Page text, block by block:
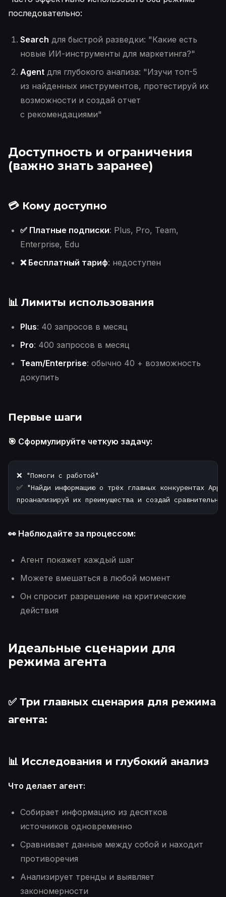
последовательно:
Search для быстрой разведки: "Какие есть
новые ИИ-инструменты для маркетинга?"
Agent для глубокого анализа: "Изучи топ-5
из найденных инструментов, протестируй их
возможности и создай отчет
с рекомендациями"
Доступность и ограничения
(важно знать заранее)
💳 Кому доступно
✅ Платные подписки: Plus, Pro, Team,
Enterprise, Edu
❌ Бесплатный тариф: недоступен
📊 Лимиты использования
Plus: 40 запросов в месяц
Pro: 400 запросов в месяц
Team/Enterprise: обычно 40 + возможность
докупить
Первые шаги
🎯 Сформулируйте четкую задачу:
❌ "Помоги с работой"
✅ "Найди информацию о трёх главных конкурентах
👀 Наблюдайте за процессом:
Агент покажет каждый шаг
Можете вмешаться в любой момент
Он спросит разрешение на критические
действия
Идеальные сценарии для
режима агента
✅ Три главных сценария для режима
агента:
📊 Исследования и глубокий анализ
Что делает агент:
Собирает информацию из десятков
источников одновременно
Сравнивает данные между собой и находит
противоречия
Анализирует тренды и выявляет
закономерности